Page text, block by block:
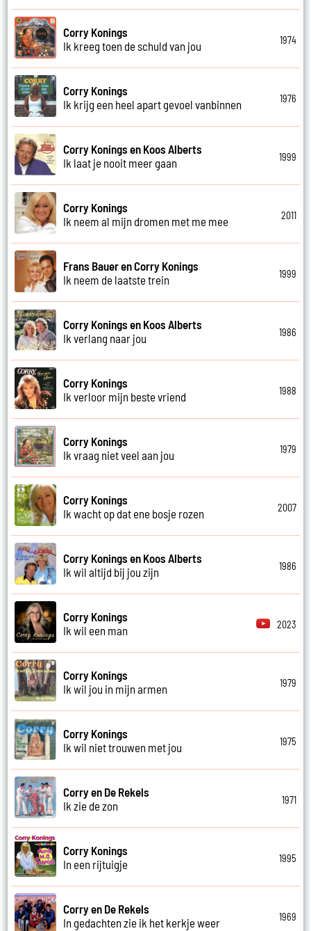
Corry Konings
Ik kreeg toen de schuld van jou
1974
Corry Konings
Ik krijg een heel apart gevoel vanbinnen
1976
Corry Konings en Koos Alberts
Ik laat je nooit meer gaan
1999
Corry Konings
Ik neem al mijn dromen met me mee
2011
Frans Bauer en Corry Konings
Ik neem de laatste trein
1999
Corry Konings en Koos Alberts
Ik verlang naar jou
1986
Corry Konings
Ik verloor mijn beste vriend
1988
Corry Konings
Ik vraag niet veel aan jou
1979
Corry Konings
Ik wacht op dat ene bosje rozen
2007
Corry Konings en Koos Alberts
Ik wil altijd bij jou zijn
1986
Corry Konings
Ik wil een man
2023
Corry Konings
Ik wil jou in mijn armen
1979
Corry Konings
Ik wil niet trouwen met jou
1975
Corry en De Rekels
Ik zie de zon
1971
Corry Konings
In een rijtuigje
1995
Corry en De Rekels
In gedachten zie ik het kerkje weer
1969